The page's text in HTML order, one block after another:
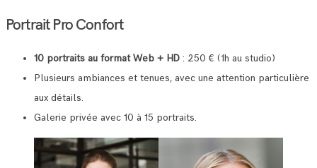
Portrait Pro Confort
10 portraits au format Web + HD : 250 € (1h au studio)
Plusieurs ambiances et tenues, avec une attention particulière
aux détails.
Galerie privée avec 10 à 15 portraits.